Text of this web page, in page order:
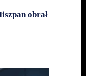
obrał